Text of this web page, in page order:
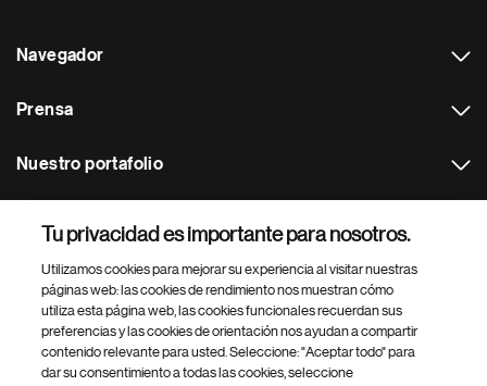
Navegador
Prensa
Nuestro portafolio
Footer Site Search
Tu privacidad es importante para nosotros.
Utilizamos cookies para mejorar su experiencia al visitar nuestras
páginas web: las cookies de rendimiento nos muestran cómo
utiliza esta página web, las cookies funcionales recuerdan sus
preferencias y las cookies de orientación nos ayudan a compartir
contenido relevante para usted. Seleccione: "Aceptar todo" para
dar su consentimiento a todas las cookies, seleccione